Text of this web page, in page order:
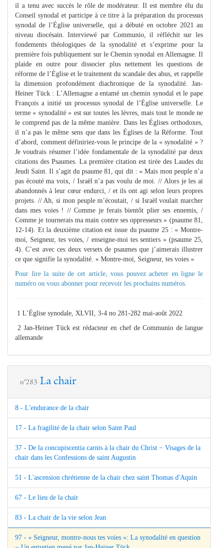
il a tenu avec succès le rôle de modérateur. Il est membre élu du
Conseil synodal et participe à ce titre à la préparation du processus
synodal de l’Église universelle, qui a débuté en octobre 2021 au
niveau diocésain. Interviewé par Communio, il réfléchit sur les
fondements théologiques de la synodalité et s’exprime pour la
première fois publiquement sur le Chemin synodal en Allemagne. Il
plaide en outre pour dissocier plus nettement les questions de
réforme de l’Église et le traitement du scandale des abus, et rappelle
la dimension profondément diachronique de la synodalité. Jan-
Heiner Tück : L’Allemagne a entamé un chemin synodal et le pape
François a initié un processus synodal de l’Église universelle. Le
terme « synodalité » est sur toutes les lèvres, mais tout le monde ne
le comprend pas de la même manière. Dans les Églises orthodoxes,
il n’a pas le même sens que dans les Églises de la Réforme. Tout
d’abord, comment définiriez-vous le principe de la « synodalité » ?
Je voudrais résumer l’idée fondamentale de la synodalité par deux
citations des Psaumes. La première citation est tirée des Laudes du
Jeudi Saint. Il s’agit du psaume 81, qui dit : « Mais mon peuple n’a
pas écouté ma voix, / Israël n’a pas voulu de moi. // Alors je les ai
abandonnés à leur cœur endurci, / et ils ont agi selon leurs propres
projets. // Ah, si mon peuple m’écoutait, / si Israël voulait marcher
dans mes voies ! // Comme je ferais bientôt plier ses ennemis, /
Comme je tournerais ma main contre ses oppresseurs » (psaume 81,
12-14). Et la deuxième citation est issue du psaume 25 : « Montre-
moi, Seigneur, tes voies, / enseigne-moi tes sentiers » (psaume 25,
4). C’est avec ces deux versets de psaumes que j’aimerais illustrer
ce que signifie la synodalité. « Montre-moi, Seigneur, tes voies »
Pour lire la suite de cet article, vous pouvezacheter en ligne le
numéro ou vous abonner pour recevoir les prochains numéros.
1 L’Église synodale, XLVII, 3-4 no 281-282 mai-août 2022
2 Jan-Heiner Tück est rédacteur en chef de Communio de langue
allemande
n°283 La chair
8 - L'endurance de la chair
17 - La fragilité de la chair selon Saint Paul
37 - De la concupiscentia carnis à la chair du Christ − Visages de la
chair dans les Confessions de saint Augustin
51 - L'ascension chrétienne de la chair chez saint Thomas d'Aquin
67 - Le lieu de la chair
83 - La chair de la vie selon Jean
97 - « Seigneur, montre-nous tes voies »: La synodalité en question